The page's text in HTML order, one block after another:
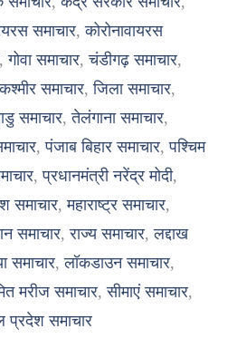
समाचार,कोरोनावायरस
,गोवा समाचार,चंडीगढ़ समाचार,
समाचार,जिला समाचार,
समाचार,तेलंगाना समाचार,
,पंजाब बिहार समाचार,पश्चिम
,प्रधानमंत्री नरेंद्र मोदी,
समाचार,महाराष्ट्र समाचार,
समाचार,राज्य समाचार,लद्दाख
समाचार,लॉकडाउन समाचार,
मरीज समाचार,सीमाएं समाचार,
प्रदेश समाचार